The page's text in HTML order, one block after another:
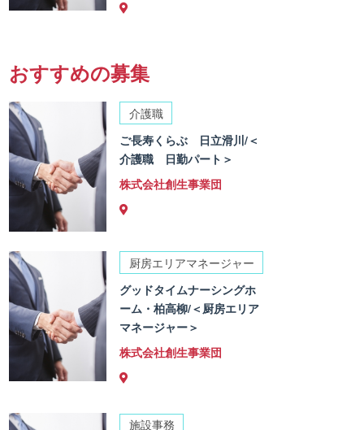
おすすめの募集
介護職
ご長寿くらぶ 日立滑川/＜
介護職 日勤パート＞
株式会社創生事業団
厨房エリアマネージャー
グッドタイムナーシングホ
ーム・柏高柳/＜厨房エリア
マネージャー＞
株式会社創生事業団
施設事務